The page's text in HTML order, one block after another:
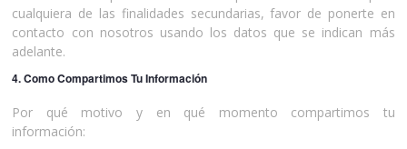
cualquiera de las finalidades secundarias, favor de ponerte en
contacto con nosotros usando los datos que se indican más
adelante.
4. Como Compartimos Tu Información
Por qué motivo y en qué momento compartimos tu
información: